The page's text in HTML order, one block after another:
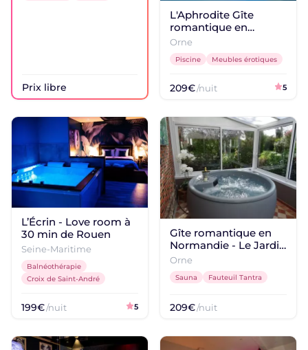
Provence-Alpes-Côte d'Azur
Prix libre
L'Aphrodite Gîte
romantique en
Normandie
Orne
Piscine Meubles érotiques
209€/nuit 5
L’Écrin - Love room à
30 min de Rouen
Seine-Maritime
Balnéothérapie
Croix de Saint-André
199€/nuit 5
Gîte romantique en
Normandie - Le Jardin
d'Eden
Orne
Sauna Fauteuil Tantra
209€/nuit